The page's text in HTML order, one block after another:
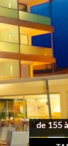
de 155